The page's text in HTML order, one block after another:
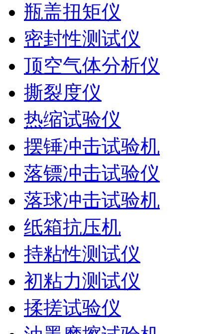
瓶盖扭矩仪
密封性测试仪
顶空气体分析仪
撕裂度仪
热缩试验仪
摆锤冲击试验机
落镖冲击试验仪
落球冲击试验机
纸箱抗压机
持粘性测试仪
初粘力测试仪
揉搓试验仪